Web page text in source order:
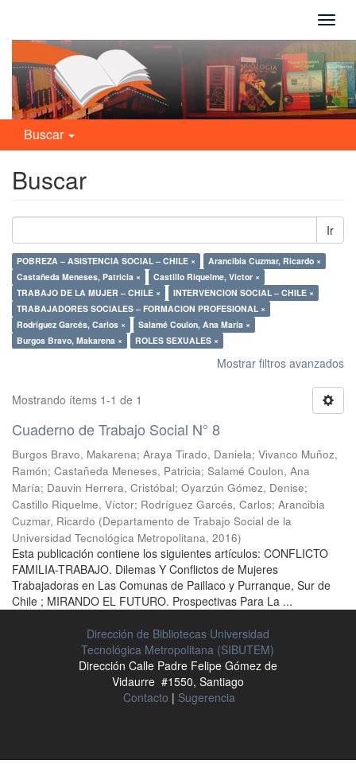
Buscar
Buscar
Ir
POBREZA – ASISTENCIA SOCIAL – CHILE ×
Arancibia Cuzmar, Ricardo ×
Castañeda Meneses, Patricia ×
Castillo Riquelme, Víctor ×
TRABAJO DE LA MUJER – CHILE ×
INTERVENCION SOCIAL – CHILE ×
TRABAJADORES SOCIALES – FORMACION PROFESIONAL ×
Rodríguez Garcés, Carlos ×
Salamé Coulon, Ana María ×
Burgos Bravo, Makarena ×
ROLES SEXUALES ×
Mostrar filtros avanzados
Mostrando ítems 1-1 de 1
Cuaderno de Trabajo Social N° 8
Burgos Bravo, Makarena; Araya Tirado, Daniela; Vivanco Muñoz,
Ramón; Castañeda Meneses, Patricia; Salamé Coulon, Ana
María; Dauvin Herrera, Cristóbal; Oyarzún Gómez, Denise;
Castillo Riquelme, Víctor; Rodríguez Garcés, Carlos; Arancibia
Cuzmar, Ricardo (Departamento de Trabajo Social de la
Universidad Tecnológica Metropolitana, 2016)
Esta publicación contiene los siguientes artículos: CONFLICTO
FAMILIA-TRABAJO. Dilemas Y Conflictos de Mujeres
Trabajadoras en Las Comunas de Paillaco y Purranque, Sur de
Chile ; MIRANDO EL FUTURO. Prospectivas Para La ...
Dirección de Bibliotecas Universidad
Tecnológica Metropolitana (SIBUTEM)
Dirección Calle Padre Felipe Gómez de
Vidaurre #1550, Santiago
Contacto | Sugerencia